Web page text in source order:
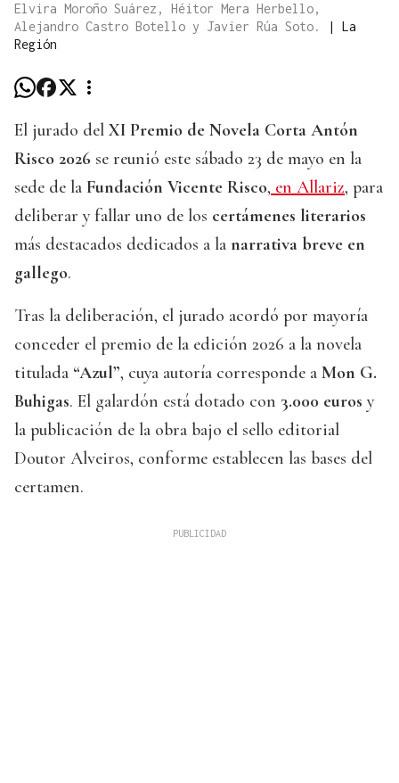
Elvira Moroño Suárez, Héitor Mera Herbello,
Alejandro Castro Botello y Javier Rúa Soto.
| La
Región
El jurado del XI Premio de Novela Corta Antón
Risco 2026 se reunió este sábado 23 de mayo en la
sede de la Fundación Vicente Risco, en Allariz, para
deliberar y fallar uno de los certámenes literarios
más destacados dedicados a la narrativa breve en
gallego.
Tras la deliberación, el jurado acordó por mayoría
conceder el premio de la edición 2026 a la novela
titulada “Azul”, cuya autoría corresponde a Mon G.
Buhigas. El galardón está dotado con 3.000 euros y
la publicación de la obra bajo el sello editorial
Doutor Alveiros, conforme establecen las bases del
certamen.